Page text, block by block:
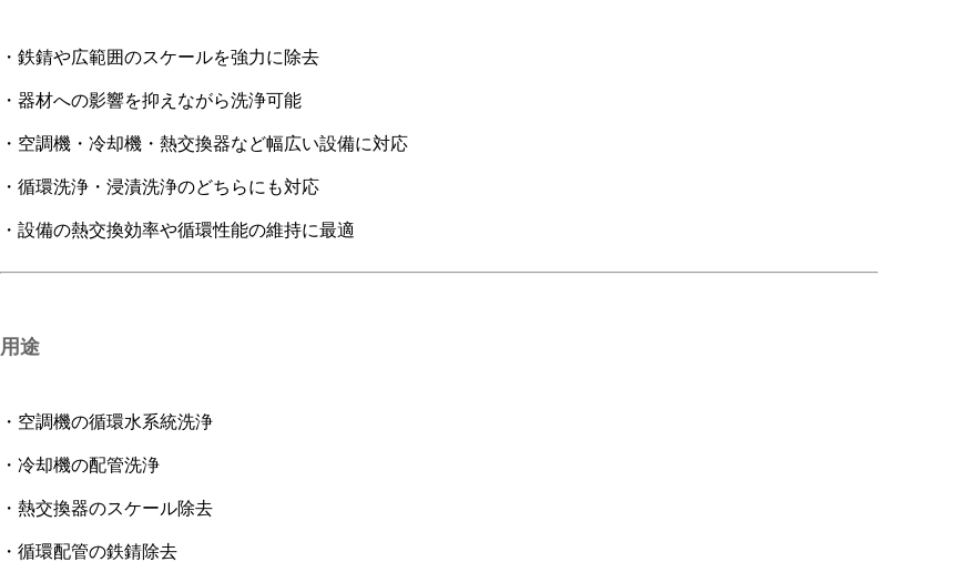
・鉄錆や広範囲のスケールを強力に除去
・器材への影響を抑えながら洗浄可能
・空調機・冷却機・熱交換器など幅広い設備に対応
・循環洗浄・浸漬洗浄のどちらにも対応
・設備の熱交換効率や循環性能の維持に最適
用途
・空調機の循環水系統洗浄
・冷却機の配管洗浄
・熱交換器のスケール除去
・循環配管の鉄錆除去